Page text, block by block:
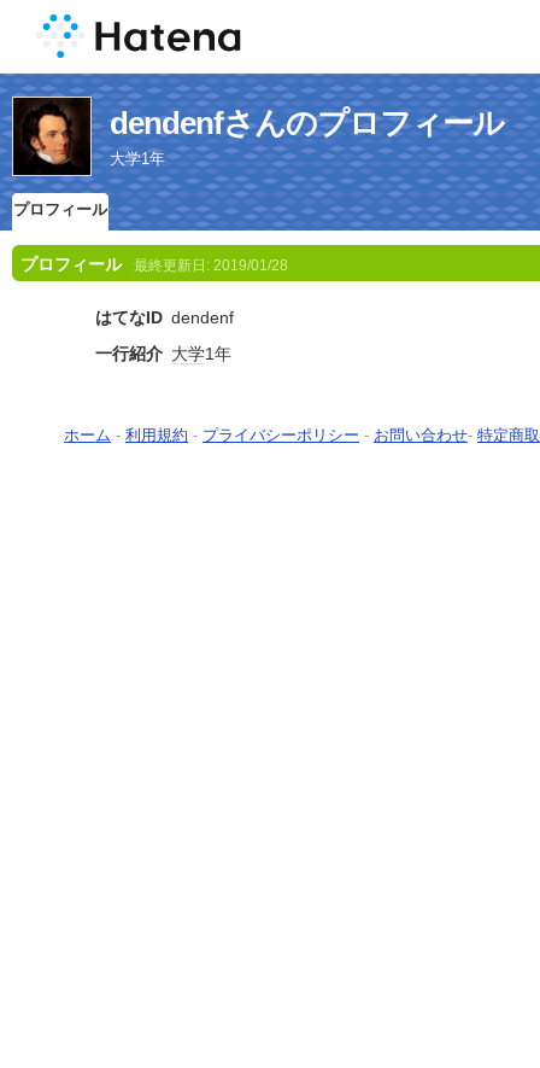
dendenfさんのプロフィール
大学1年
プロフィール
プロフィール 最終更新日: 2019/01/28
はてなID dendenf
一行紹介 大学1年
ホーム - 利用規約 - プライバシーポリシー - お問い合わせ- 特定商